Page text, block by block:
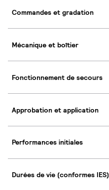
Commandes et gradation
Mécanique et boîtier
Fonctionnement de secours
Approbation et application
Performances initiales
Durées de vie (conformes IES)